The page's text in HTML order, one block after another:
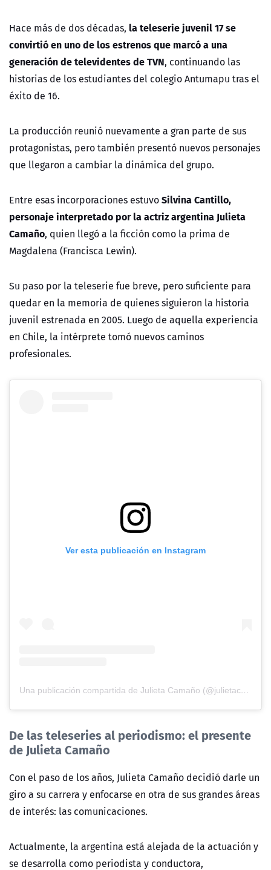
Hace más de dos décadas, la teleserie juvenil 17 se
convirtió en uno de los estrenos que marcó a una
generación de televidentes de TVN, continuando las
historias de los estudiantes del colegio Antumapu tras el
éxito de 16.
La producción reunió nuevamente a gran parte de sus
protagonistas, pero también presentó nuevos personajes
que llegaron a cambiar la dinámica del grupo.
Entre esas incorporaciones estuvoSilvina Cantillo,
personaje interpretado por la actriz argentina Julieta
Camaño, quien llegó a la ficción como la prima de
Magdalena (Francisca Lewin).
Su paso por la teleserie fue breve, pero suficiente para
quedar en la memoria de quienes siguieron la historia
juvenil estrenada en 2005. Luego de aquella experiencia
en Chile, la intérprete tomó nuevos caminos
profesionales.
Ver esta publicación en Instagram
Una publicación compartida de Julieta Camaño (@julietacam)
De las teleseries al periodismo: el presente
de Julieta Camaño
Con el paso de los años, Julieta Camaño decidió darle un
giro a su carrera y enfocarse en otra de sus grandes áreas
de interés: las comunicaciones.
Actualmente, la argentina está alejada de la actuación y
se desarrolla como periodista y conductora,